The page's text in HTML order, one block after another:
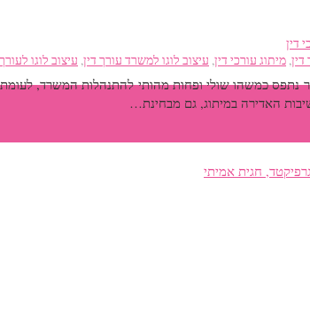
דין
דין, מיתוג עורכי דין, עיצוב לוגו למשרד עורך דין, עיצוב לוגו
נתפס כמשהו שולי ופחות מהותי להתנהלות המשרד,
האדירה במיתוג, גם מבחינת…